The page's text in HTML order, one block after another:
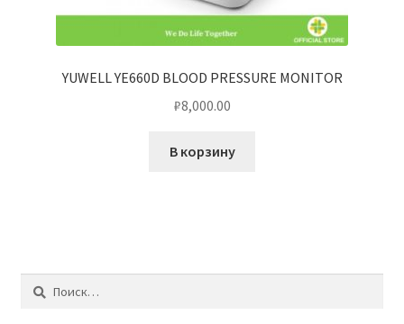
YUWELL YE660D BLOOD PRESSURE MONITOR
₽8,000.00
В корзину
Найти: